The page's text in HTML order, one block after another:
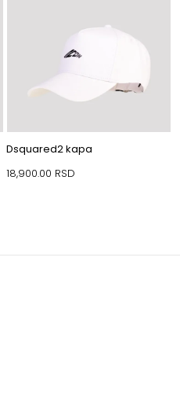
Dsquared2 kapa
18,900.00 RSD